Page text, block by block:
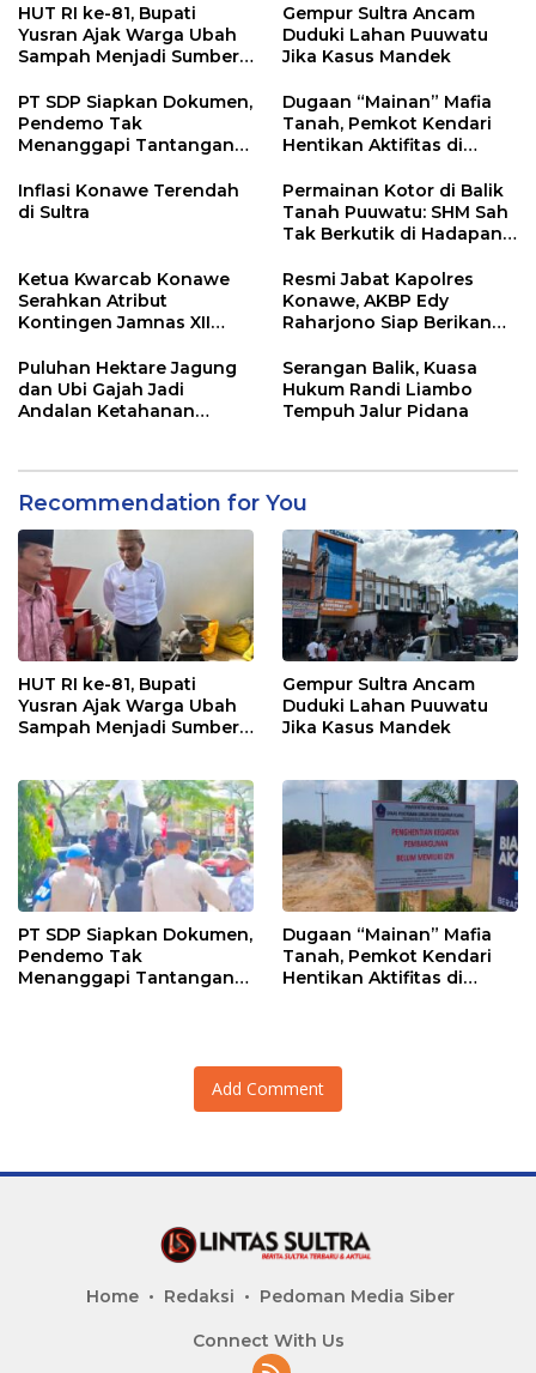
HUT RI ke-81, Bupati
Yusran Ajak Warga Ubah
Sampah Menjadi Sumber
Gempur Sultra Ancam
Duduki Lahan Puuwatu
Jika Kasus Mandek
PT SDP Siapkan Dokumen,
Pendemo Tak
Menanggapi Tantangan
Dugaan “Mainan” Mafia
Tanah, Pemkot Kendari
Hentikan Aktifitas di
Inflasi Konawe Terendah
di Sultra
Permainan Kotor di Balik
Tanah Puuwatu: SHM Sah
Tak Berkutik di Hadapan
Ketua Kwarcab Konawe
Serahkan Atribut
Kontingen Jamnas XII
Resmi Jabat Kapolres
Konawe, AKBP Edy
Raharjono Siap Berikan
Puluhan Hektare Jagung
dan Ubi Gajah Jadi
Andalan Ketahanan
Serangan Balik, Kuasa
Hukum Randi Liambo
Tempuh Jalur Pidana
Recommendation for You
HUT RI ke-81, Bupati
Yusran Ajak Warga Ubah
Sampah Menjadi Sumber
Gempur Sultra Ancam
Duduki Lahan Puuwatu
Jika Kasus Mandek
PT SDP Siapkan Dokumen,
Pendemo Tak
Menanggapi Tantangan
Dugaan “Mainan” Mafia
Tanah, Pemkot Kendari
Hentikan Aktifitas di
Add Comment
Home Redaksi Pedoman Media Siber
Connect With Us